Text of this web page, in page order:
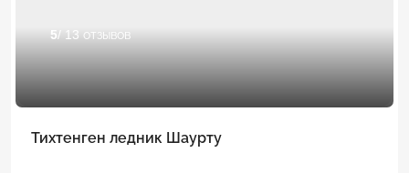
5/ 13 отзывов
Тихтенген ледник Шаурту